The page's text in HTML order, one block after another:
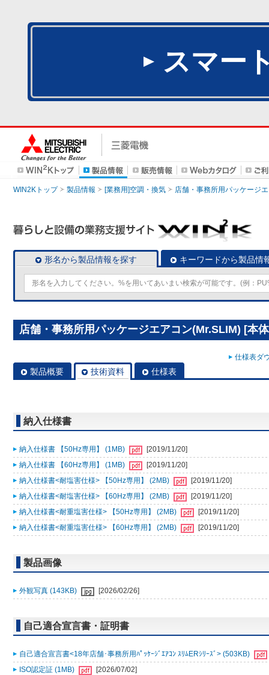
スマー
WIN2Kトップ 製品情報 [業務用]空調・換気 店舗・事務所用パッケージ
形名から製品情報を探す キーワードから製品情
店舗・事務所用パッケージエアコン(Mr.SLIM) [本
仕様表ダ
製品概要 技術資料 仕様表
納入仕様書
納入仕様書 【50Hz専用】 (1MB)
[2019/11/20]
納入仕様書 【60Hz専用】 (1MB)
[2019/11/20]
納入仕様書<耐塩害仕様> 【50Hz専用】 (2MB)
[2019/11/20]
納入仕様書<耐塩害仕様> 【60Hz専用】 (2MB)
[2019/11/20]
納入仕様書<耐重塩害仕様> 【50Hz専用】 (2MB)
[2019/11/20]
納入仕様書<耐重塩害仕様> 【60Hz専用】 (2MB)
[2019/11/20]
製品画像
外観写真 (143KB) [2026/02/26]
自己適合宣言書・証明書
自己適合宣言書<18年店舗･事務所用ﾊﾟｯｹｰｼﾞｴｱｺﾝ ｽﾘﾑERｼﾘｰｽﾞ> (503KB)
ISO認定証 (1MB)
[2026/07/02]